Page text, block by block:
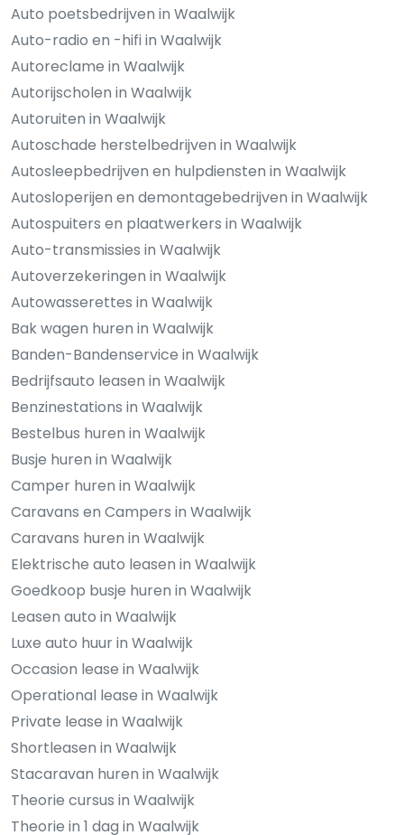
Auto poetsbedrijven in Waalwijk
Auto-radio en -hifi in Waalwijk
Autoreclame in Waalwijk
Autorijscholen in Waalwijk
Autoruiten in Waalwijk
Autoschade herstelbedrijven in Waalwijk
Autosleepbedrijven en hulpdiensten in Waalwijk
Autosloperijen en demontagebedrijven in Waalwijk
Autospuiters en plaatwerkers in Waalwijk
Auto-transmissies in Waalwijk
Autoverzekeringen in Waalwijk
Autowasserettes in Waalwijk
Bak wagen huren in Waalwijk
Banden-Bandenservice in Waalwijk
Bedrijfsauto leasen in Waalwijk
Benzinestations in Waalwijk
Bestelbus huren in Waalwijk
Busje huren in Waalwijk
Camper huren in Waalwijk
Caravans en Campers in Waalwijk
Caravans huren in Waalwijk
Elektrische auto leasen in Waalwijk
Goedkoop busje huren in Waalwijk
Leasen auto in Waalwijk
Luxe auto huur in Waalwijk
Occasion lease in Waalwijk
Operational lease in Waalwijk
Private lease in Waalwijk
Shortleasen in Waalwijk
Stacaravan huren in Waalwijk
Theorie cursus in Waalwijk
Theorie in 1 dag in Waalwijk